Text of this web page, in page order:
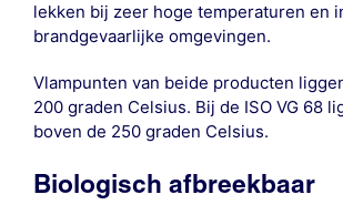
lekken bij zeer hoge temperaturen en
brandgevaarlijke omgevingen.
Vlampunten van beide producten
200 graden Celsius. Bij de ISO VG 68
boven de 250 graden Celsius.
Biologisch afbreekbaar